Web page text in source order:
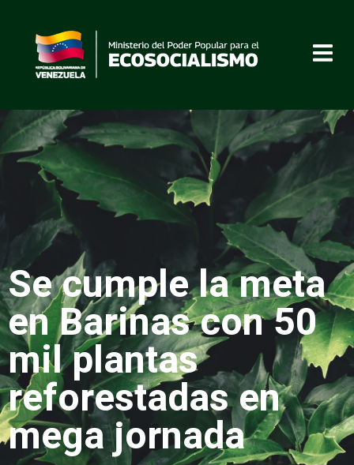
Se cumple la meta
en Barinas con 50
mil plantas
reforestadas en
mega jornada